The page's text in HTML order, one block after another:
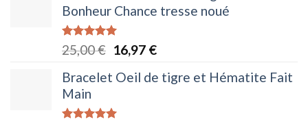
était :
39,00 €.
est :
Bonheur Chance tresse noué
Note5.00
sur 5
25,00€ Le
initial
25,00 €.
16,97 €Le
actuel
Bracelet Oeil de tigre et Hématite Fait
Main